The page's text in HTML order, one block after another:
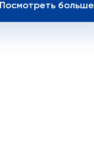
Посмотреть больше